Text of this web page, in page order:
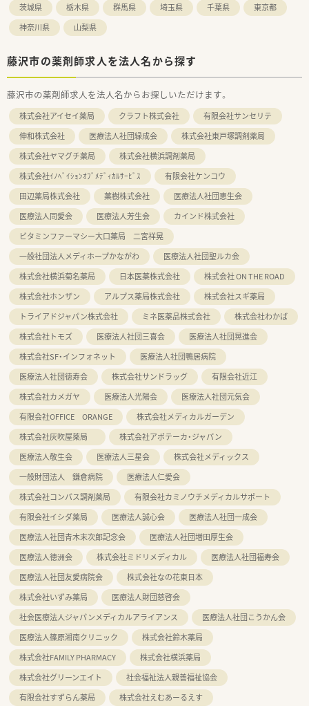
茨城県 栃木県 群馬県 埼玉県 千葉県
東京都
神奈川県
山梨県
藤沢市の薬剤師求人を法人名から探す
藤沢市の薬剤師求人を法人名からお探しいただけます。
株式会社アイセイ薬局 クラフト株式会社
有限会社サンセリテ
伸和株式会社
医療法人社団緑成会
株式会社東戸塚調剤薬局
株式会社ヤマグチ薬局
株式会社横浜調剤薬局
株式会社ｲﾉﾍﾞｲｼｮﾝｵﾌﾞﾒﾃﾞｨｶﾙｻｰﾋﾞｽ
有限会社ケンコウ
田辺薬局株式会社
薬樹株式会社
医療法人社団恵生会
医療法人同愛会
医療法人芳生会
カインド株式会社
ビタミンファーマシー大口薬局 二宮祥晃
一般社団法人メディホープかながわ
医療法人社団聖ルカ会
株式会社横浜菊名薬局
日本医薬株式会社
株式会社 ON THE ROAD
株式会社ホンザン
アルプス薬局株式会社
株式会社スギ薬局
トライアドジャパン株式会社
ミネ医薬品株式会社
株式会社わかば
株式会社トモズ
医療法人社団三喜会
医療法人社団晃進会
株式会社SF・インフォネット
医療法人社団鴨居病院
医療法人社団徳寿会
株式会社サンドラッグ
有限会社近江
株式会社カメガヤ
医療法人光陽会
医療法人社団元気会
有限会社OFFICE ORANGE
株式会社メディカルガーデン
株式会社灰吹屋薬局
株式会社アポテーカ・ジャパン
医療法人敬生会
医療法人三星会
株式会社メディックス
一般財団法人 鎌倉病院
医療法人仁愛会
株式会社コンパス調剤薬局
有限会社カミノウチメディカルサポート
有限会社イシダ薬局
医療法人誠心会
医療法人社団一成会
医療法人社団青木末次郎記念会
医療法人社団増田厚生会
医療法人徳洲会
株式会社ミドリメディカル
医療法人社団福寿会
医療法人社団友愛病院会
株式会社なの花東日本
株式会社いずみ薬局
医療法人財団慈啓会
社会医療法人ジャパンメディカルアライアンス
医療法人社団こうかん会
医療法人篠原湘南クリニック
株式会社鈴木薬局
株式会社FAMILY PHARMACY
株式会社横浜薬局
株式会社グリーンエイト
社会福祉法人親善福祉協会
有限会社すずらん薬局
株式会社えむあーるえす